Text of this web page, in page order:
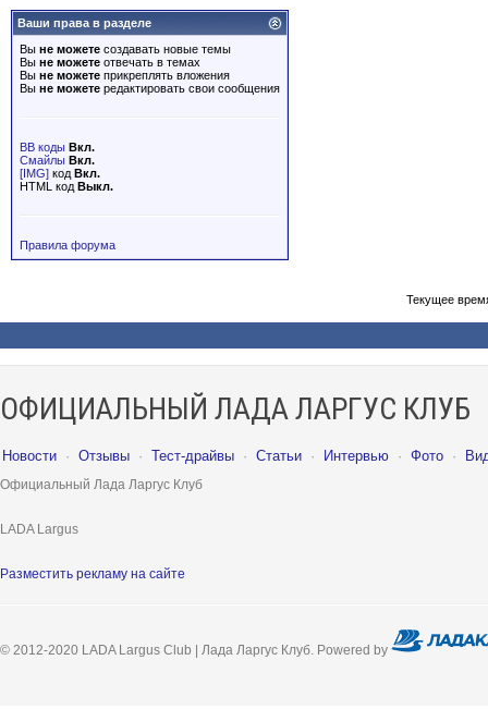
Ваши права в разделе
Вы не можете создавать новые темы
Вы не можете отвечать в темах
Вы не можете прикреплять вложения
Вы не можете редактировать свои сообщения
BB коды Вкл.
Смайлы Вкл.
[IMG] код Вкл.
HTML код Выкл.
Правила форума
Текущее
ОФИЦИАЛЬНЫЙ ЛАДА ЛАРГУС КЛУБ
Новости · Отзывы · Тест-драйвы · Статьи · Интервью · Фото ·
Официальный Лада Ларгус Клуб
LADA Largus
Разместить рекламу на сайте
© 2012-2020 LADA Largus Club | Лада Ларгус Клуб. Powered by